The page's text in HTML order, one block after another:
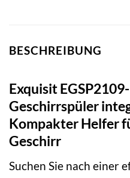
BESCHREIBUNG
Exquisit
Geschirrspüler
Kompakter Helfer
Geschirr
Suchen Sie nach einer